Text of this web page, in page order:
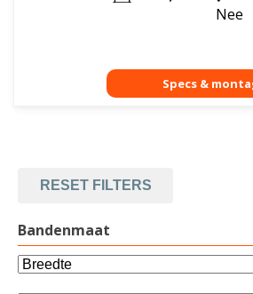
Nee
RESET FILTERS
Bandenmaat